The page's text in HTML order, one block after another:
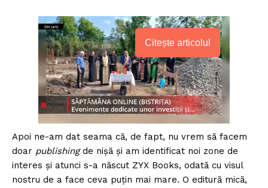
Citește articolul
Apoi ne-am dat seama că, de fapt, nu vrem să facem
doar publishingde nișă și am identificat noi zone de
interes și atunci s-a născut ZYX Books, odată cu visul
nostru de a face ceva puțin mai mare. O editură mică,